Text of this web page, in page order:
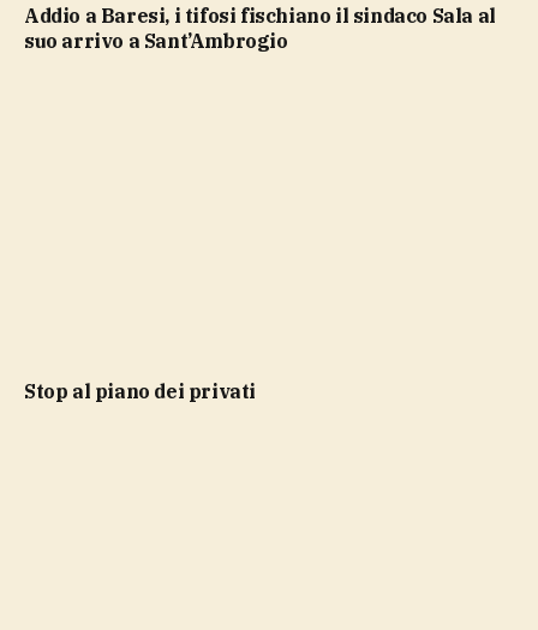
Addio a Baresi, i tifosi fischiano il sindaco Sala al
suo arrivo a Sant’Ambrogio
stop al piano dei privati